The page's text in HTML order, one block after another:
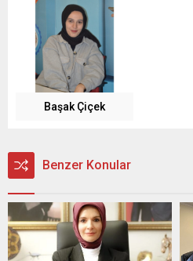
Başak Çiçek
Benzer Konular